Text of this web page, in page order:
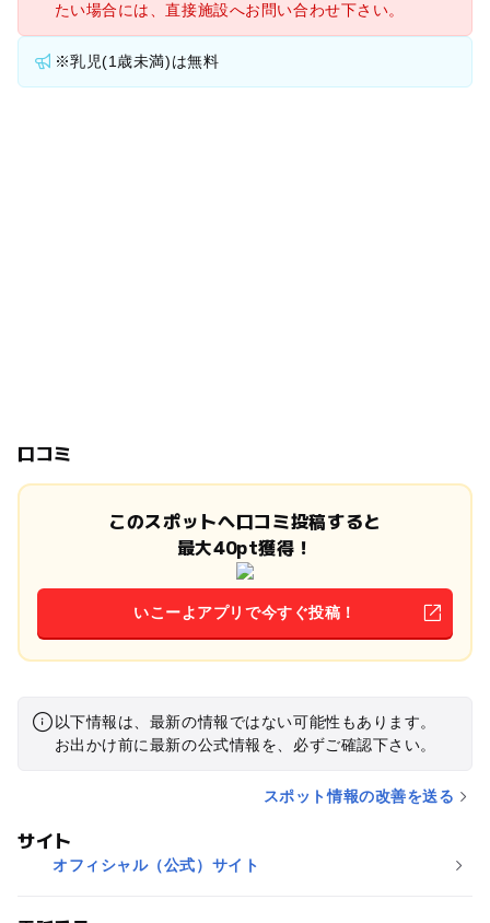
たい場合には、直接施設へお問い合わせ下さい。
※乳児(1歳未満)は無料
口コミ
このスポットへ口コミ投稿すると
最大40pt獲得！
いこーよアプリで今すぐ投稿！
以下情報は、最新の情報ではない可能性もあります。
お出かけ前に最新の公式情報を、必ずご確認下さい。
スポット情報の改善を送る
サイト
オフィシャル（公式）サイト